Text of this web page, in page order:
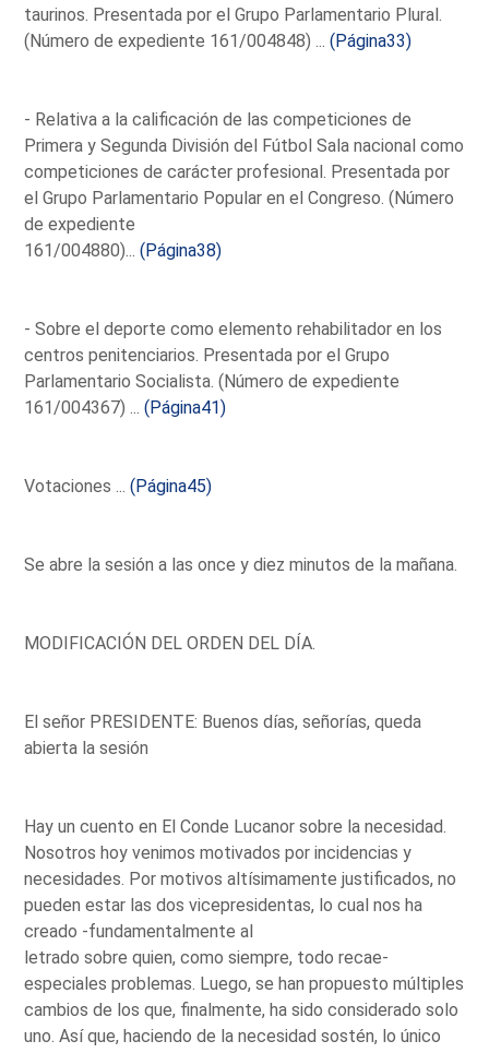
taurinos. Presentada por el Grupo Parlamentario Plural.
(Número de expediente 161/004848) ...(Página33)
- Relativa a la calificación de las competiciones de
Primera y Segunda División del Fútbol Sala nacional como
competiciones de carácter profesional. Presentada por
el Grupo Parlamentario Popular en el Congreso. (Número
de expediente
161/004880)...(Página38)
- Sobre el deporte como elemento rehabilitador en los
centros penitenciarios. Presentada por el Grupo
Parlamentario Socialista. (Número de expediente
161/004367) ...(Página41)
Votaciones ...(Página45)
Se abre la sesión a las once y diez minutos de la mañana.
MODIFICACIÓN DEL ORDEN DEL DÍA.
El señor PRESIDENTE: Buenos días, señorías, queda
abierta la sesión
Hay un cuento en El Conde Lucanor sobre la necesidad.
Nosotros hoy venimos motivados por incidencias y
necesidades. Por motivos altísimamente justificados, no
pueden estar las dos vicepresidentas, lo cual nos ha
creado -fundamentalmente al
letrado sobre quien, como siempre, todo recae-
especiales problemas. Luego, se han propuesto múltiples
cambios de los que, finalmente, ha sido considerado solo
uno. Así que, haciendo de la necesidad sostén, lo único